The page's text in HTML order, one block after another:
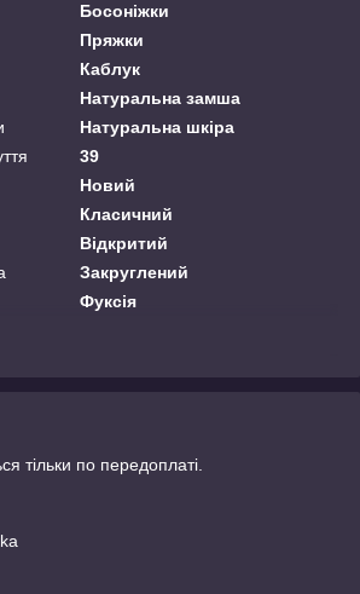
Босоніжки
Пряжки
Каблук
Натуральна замша
Натуральна шкіра
39
Новий
Класичний
Відкритий
Закруглений
Фуксія
тільки по передоплаті.